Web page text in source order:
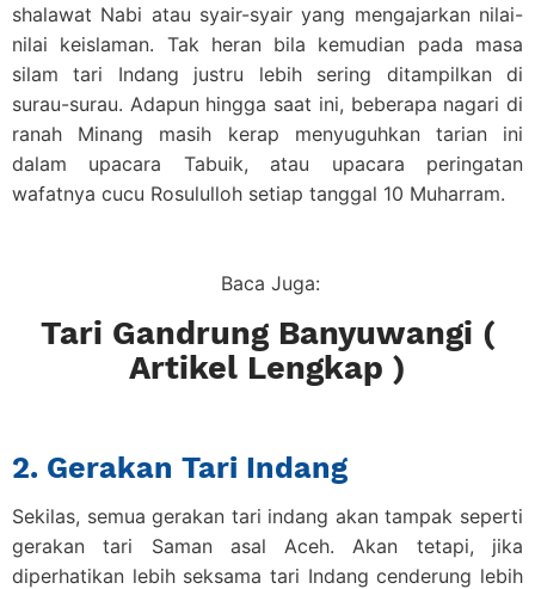
shalawat Nabi atau syair-syair yang mengajarkan nilai-
nilai keislaman. Tak heran bila kemudian pada masa
silam tari Indang justru lebih sering ditampilkan di
surau-surau. Adapun hingga saat ini, beberapa nagari di
ranah Minang masih kerap menyuguhkan tarian ini
dalam upacara Tabuik, atau upacara peringatan
wafatnya cucu Rosululloh setiap tanggal 10 Muharram.
Baca Juga:
Tari Gandrung Banyuwangi (
Artikel Lengkap )
2. Gerakan Tari Indang
Sekilas, semua gerakan tari indang akan tampak seperti
gerakan tari Saman asal Aceh. Akan tetapi, jika
diperhatikan lebih seksama tari Indang cenderung lebih